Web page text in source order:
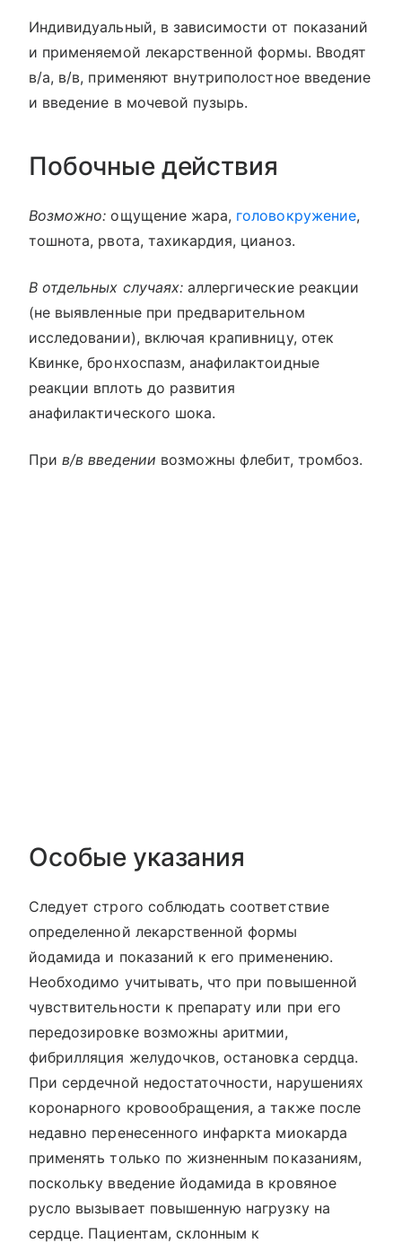
Индивидуальный, в зависимости от показаний
и применяемой лекарственной формы. Вводят
в/а, в/в, применяют внутриполостное введение
и введение в мочевой пузырь.
Побочные действия
Возможно: ощущение жара, головокружение,
тошнота, рвота, тахикардия, цианоз.
В отдельных случаях:аллергические реакции
(не выявленные при предварительном
исследовании), включая крапивницу, отек
Квинке, бронхоспазм, анафилактоидные
реакции вплоть до развития
анафилактического шока.
Прив/в введении возможны флебит, тромбоз.
Особые указания
Следует строго соблюдать соответствие
определенной лекарственной формы
йодамида и показаний к его применению.
Необходимо учитывать, что при повышенной
чувствительности к препарату или при его
передозировке возможны аритмии,
фибрилляция желудочков, остановка сердца.
При сердечной недостаточности, нарушениях
коронарного кровообращения, а также после
недавно перенесенного инфаркта миокарда
применять только по жизненным показаниям,
поскольку введение йодамида в кровяное
русло вызывает повышенную нагрузку на
сердце. Пациентам, склонным к